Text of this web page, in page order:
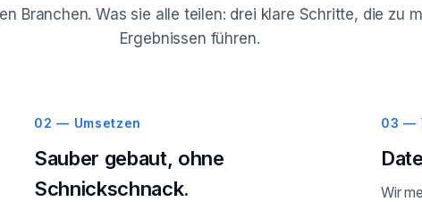
Branchen. Was sie alle teilen: drei klare Schritte, die zu
Ergebnissen führen.
02 — Umsetzen
Sauber gebaut, ohne
Schnickschnack.
03 —
Wir